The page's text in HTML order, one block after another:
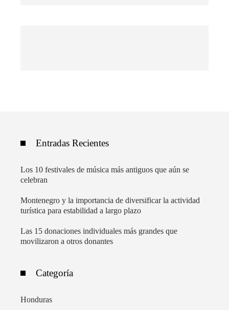
Entradas Recientes
Los 10 festivales de música más antiguos que aún se
celebran
Montenegro y la importancia de diversificar la actividad
turística para estabilidad a largo plazo
Las 15 donaciones individuales más grandes que
movilizaron a otros donantes
Categoría
Honduras